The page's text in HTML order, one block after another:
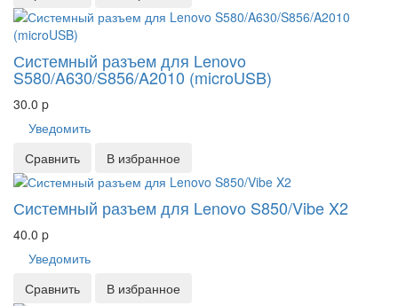
Системный разъем для Lenovo
S580/A630/S856/A2010 (microUSB)
30.0 p
Уведомить
Сравнить
В избранное
Системный разъем для Lenovo S850/Vibe X2
40.0 p
Уведомить
Сравнить
В избранное